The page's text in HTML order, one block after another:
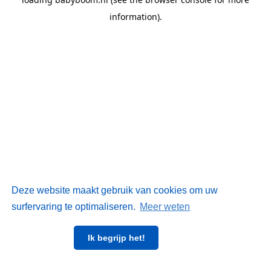
Deze website maakt gebruik van cookies om uw
surfervaring te optimaliseren. Meer weten
Ik begrijp het!
information).